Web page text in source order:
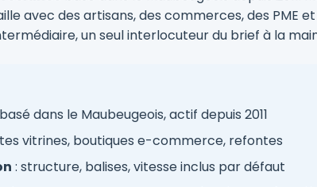
avec des artisans, des commerces, des PME
un seul interlocuteur du brief à la
dans le Maubeugeois, actif depuis 2011
vitrines, boutiques e-commerce, refontes
: structure, balises, vitesse inclus par défaut